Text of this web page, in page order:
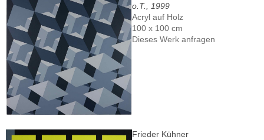
o.T., 1999
Acryl auf Holz
100 x 100 cm
Dieses Werk anfragen
Frieder Kühner